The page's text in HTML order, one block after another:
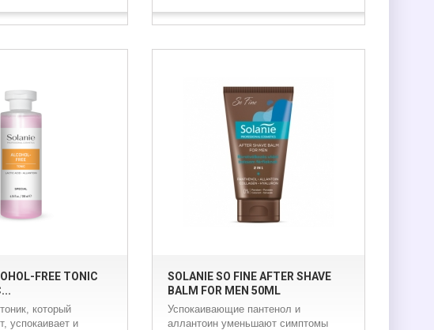
FREE TONIC
который
успокаивает и
SOLANIE SO FINE AFTER SHAVE
BALM FOR MEN 50ML
Успокаивающие пантенол и
аллантоин уменьшают симптомы